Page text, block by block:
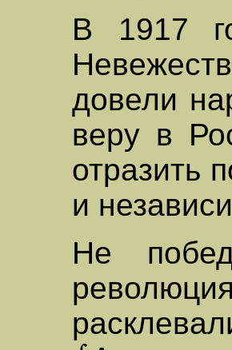
В 1917
довели
веру в
отразить
и
Не